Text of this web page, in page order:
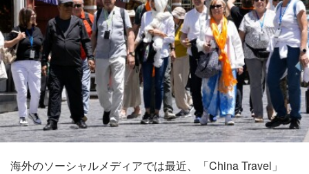
海外のソーシャルメディアでは最近、「China Travel」